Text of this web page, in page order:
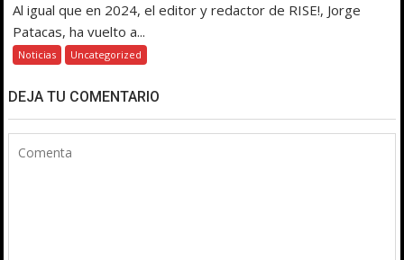
Al igual que en 2024, el editor y redactor de RISE!, Jorge
Patacas, ha vuelto a...
Noticias Uncategorized
DEJA TU COMENTARIO